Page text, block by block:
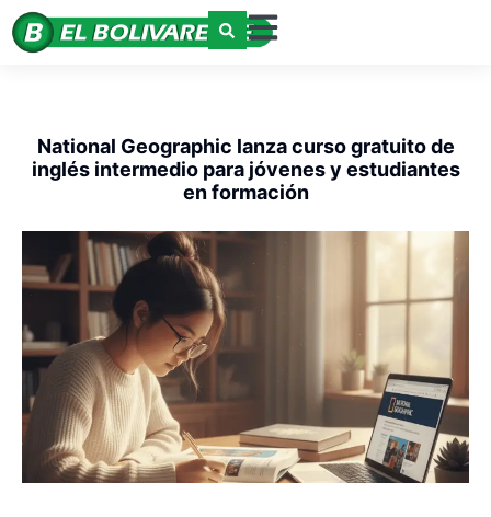
National Geographic lanza curso gratuito de
inglés intermedio para jóvenes y estudiantes
en formación